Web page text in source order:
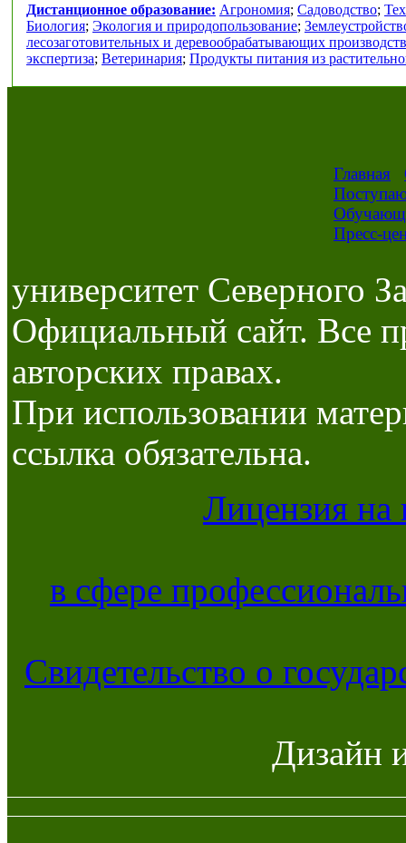
Дистанционное образование: Агрономия; Садоводство;
Биология; Экология и природопользование;
лесозаготовительных и деревообрабатывающих производств
экспертиза; Ветеринария; Продукты питания из
Главная
Пресс-
университет Северного
Официальный сайт. Все
авторских правах.
При использовании
ссылка обязательна.
Лицензия на
в сфере
Свидетельство о
Дизайн